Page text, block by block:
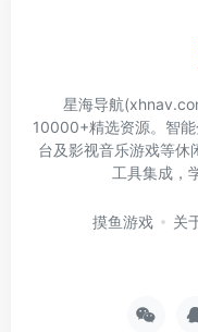
星海导航
10000+精选资源。智
台及影视音乐游戏等休
工具集成，
摸鱼游戏 关